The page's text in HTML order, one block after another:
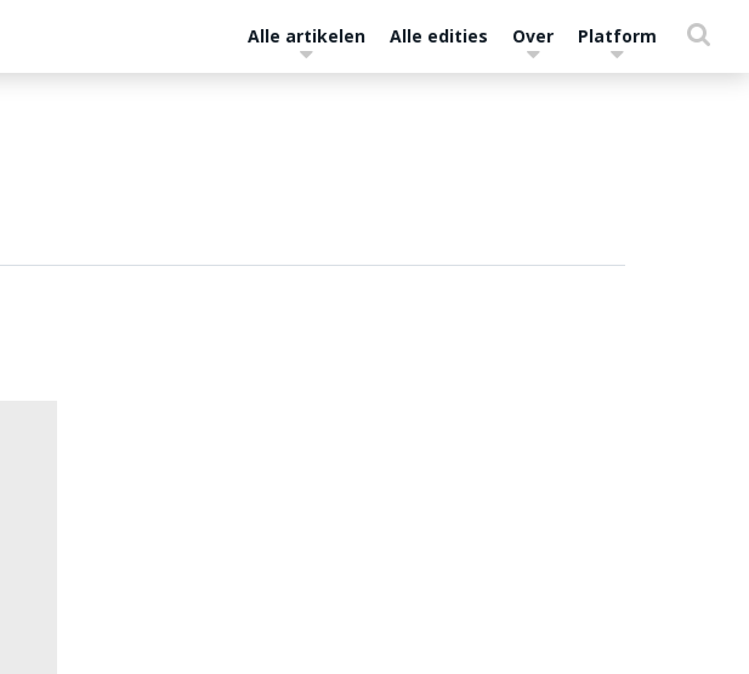
Alle artikelen Alle edities Over Platform